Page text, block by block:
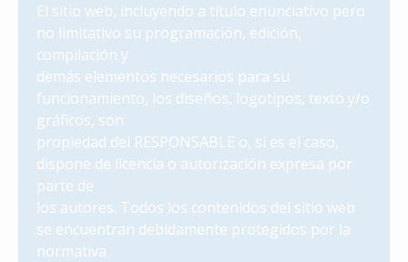
El sitio web, incluyendo a título enunciativo pero
no limitativo su programación, edición,
compilación y
demás elementos necesarios para su
funcionamiento, los diseños, logotipos, texto y/o
gráficos, son
propiedad del RESPONSABLE o, si es el caso,
dispone de licencia o autorización expresa por
parte de
los autores. Todos los contenidos del sitio web
se encuentran debidamente protegidos por la
normativa